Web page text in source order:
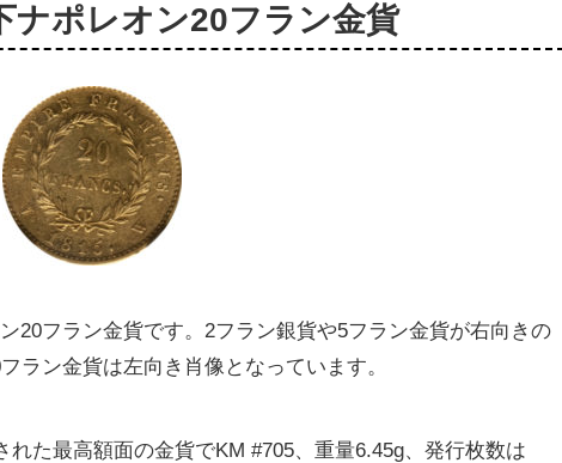
ナポレオン20フラン金貨
20フラン金貨です。2フラン銀貨や5フラン金貨が右向きの
ラン金貨は左向き肖像となっています。
れた最高額面の金貨でKM #705、重量6.45g、発行枚数は